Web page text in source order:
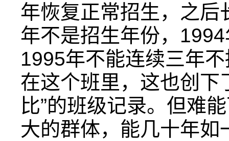
年恢复正常招生，之
年不是招生年份，
1995年不能连续三年
在这个班里，这也创下
比”的班级记录。但难
大的群体，能几十年